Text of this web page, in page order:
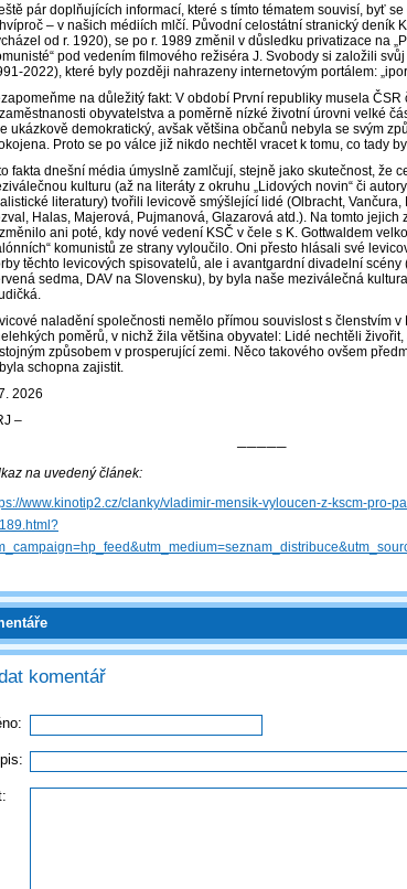
pár doplňujících informací, které s tímto tématem souvisí, byť
– v našich médiích mlčí. Původní celostátní stranický deník
od r. 1920), se po r. 1989 změnil v důsledku privatizace na
pod vedením filmového režiséra J. Svobody si založili
2022), které byly později nahrazeny internetovým portálem:
na důležitý fakt: V období První republiky musela ČSR
obyvatelstva a poměrně nízké životní úrovni velké
ukázkově demokratický, avšak většina občanů nebyla se svým
Proto se po válce již nikdo nechtěl vracet k tomu, co tady
fakta dnešní média úmyslně zamlčují, stejně jako skutečnost, že
kulturu (až na literáty z okruhu „Lidových novin“ či
literatury) tvořili levicově smýšlející lidé (Olbracht, Vančura,
Halas, Majerová, Pujmanová, Glazarová atd.). Na tomto jejich
ani poté, kdy nové vedení KSČ v čele s K. Gottwaldem
komunistů ze strany vyloučilo. Oni přesto hlásali své
těchto levicových spisovatelů, ale i avantgardní divadelní scény
sedma, DAV na Slovensku), by byla naše meziválečná
naladění společnosti nemělo přímou souvislost s členstvím v
poměrů, v nichž žila většina obyvatel: Lidé nechtěli
způsobem v prosperující zemi. Něco takového ovšem
schopna zajistit.
2026
‒
─────
na uvedený článek:
www.kinotip2.cz/clanky/vladimir-mensik-vyloucen-z-kscm-pro-
komentář